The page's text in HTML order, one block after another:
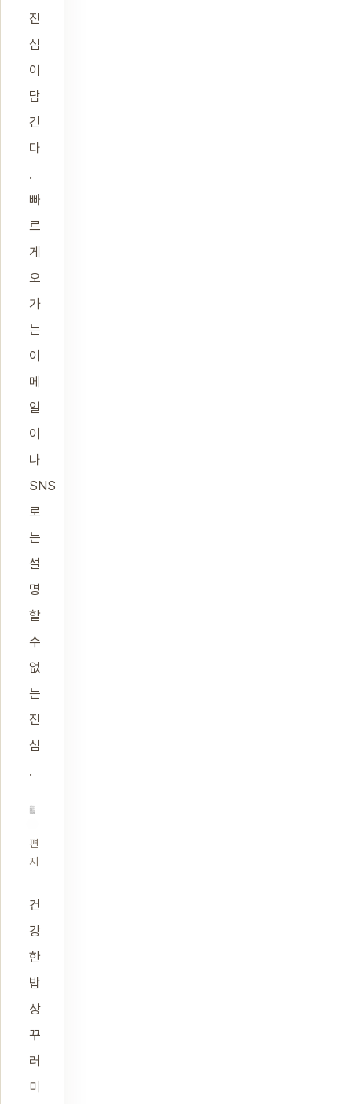
진
심
이
담
긴
다
.
빠
르
게
오
가
는
이
메
일
이
나
SNS
로
는
설
명
할
수
없
는
진
심
.
편
지
건
강
한
밥
상
꾸
러
미